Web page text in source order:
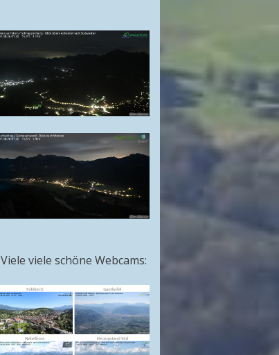
Viele viele schöne Webcams: